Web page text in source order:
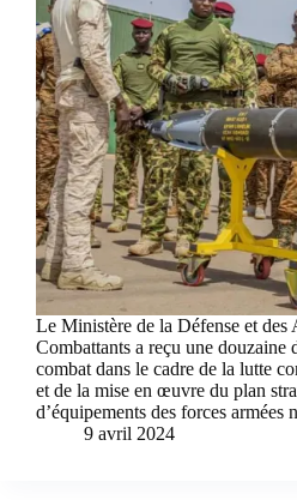
Le Ministère de la Défense et des
Combattants a reçu une douzaine
combat dans le cadre de la lutte
et de la mise en œuvre du plan
d’équipements des forces
9 avril 2024